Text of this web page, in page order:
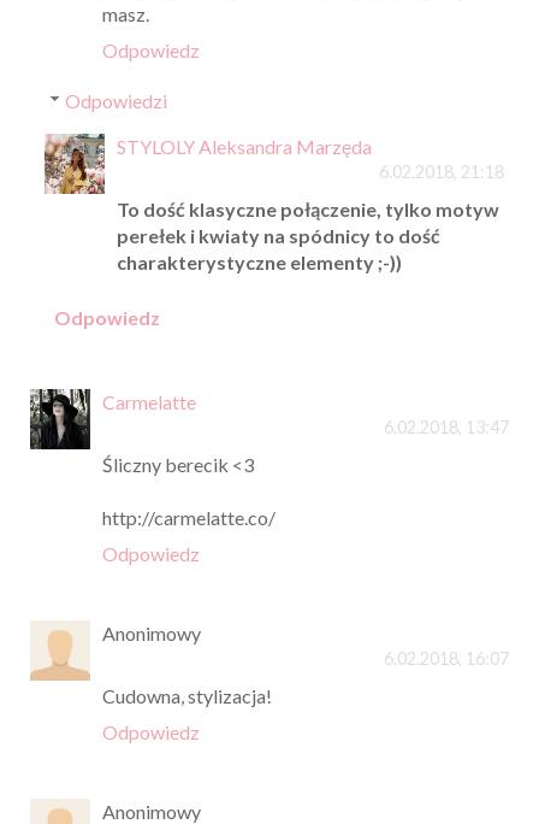
masz.
Odpowiedz
Odpowiedzi
STYLOLY Aleksandra Marzęda
6.02.2018, 21:18
To dość klasyczne połączenie, tylko motyw
perełek i kwiaty na spódnicy to dość
charakterystyczne elementy ;-))
Odpowiedz
Carmelatte
6.02.2018, 13:47
Śliczny berecik <3
http://carmelatte.co/
Odpowiedz
Anonimowy
6.02.2018, 16:07
Cudowna, stylizacja!
Odpowiedz
Anonimowy